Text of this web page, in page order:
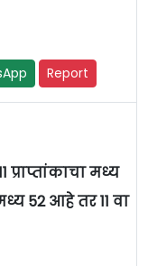
Report
प्राप्तांकाचा मध्य
52 आहे तर 11 वा